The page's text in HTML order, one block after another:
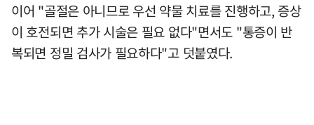
이어 "골절은 아니므로 우선 약물 치료를 진행하고, 증상
이 호전되면 추가 시술은 필요 없다"면서도 "통증이 반
복되면 정밀 검사가 필요하다"고 덧붙였다.